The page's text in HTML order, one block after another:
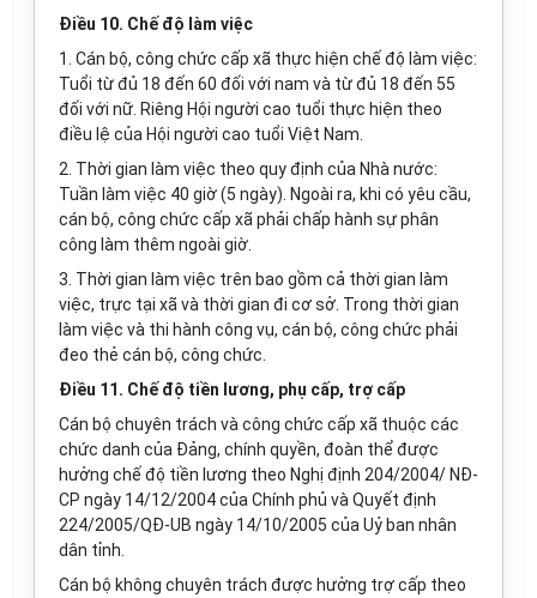
Điều 10. Chế độ làm việc
1. Cán bộ, công chức cấp xã thực hiện chế độ làm việc:
Tuổi từ đủ 18 đến 60 đối với nam và từ đủ 18 đến 55
đối với nữ. Riêng Hội người cao tuổi thực hiện theo
điều lệ của Hội người cao tuổi Việt Nam.
2. Thời gian làm việc theo quy định của Nhà nước:
Tuần làm việc 40 giờ (5 ngày). Ngoài ra, khi có yêu cầu,
cán bộ, công chức cấp xã phải chấp hành sự phân
công làm thêm ngoài giờ.
3. Thời gian làm việc trên bao gồm cả thời gian làm
việc, trực tại xã và thời gian đi cơ sở. Trong thời gian
làm việc và thi hành công vụ, cán bộ, công chức phải
đeo thẻ cán bộ, công chức.
Điều 11. Chế độ tiền lương, phụ cấp, trợ cấp
Cán bộ chuyên trách và công chức cấp xã thuộc các
chức danh của Đảng, chính quyền, đoàn thể được
hưởng chế độ tiền lương theo Nghị định 204/2004/ NĐ-
CP ngày 14/12/2004 của Chính phủ và Quyết định
224/2005/QĐ-UB ngày 14/10/2005 của Uỷ ban nhân
dân tỉnh.
Cán bộ không chuyên trách được hưởng trợ cấp theo